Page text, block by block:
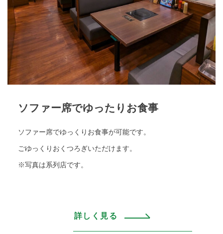
ソファー席でゆったりお食事
ソファー席でゆっくりお食事が可能です。
ごゆっくりおくつろぎいただけます。
※写真は系列店です。
詳しく見る